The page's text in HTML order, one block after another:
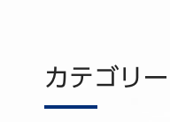
カテゴリー